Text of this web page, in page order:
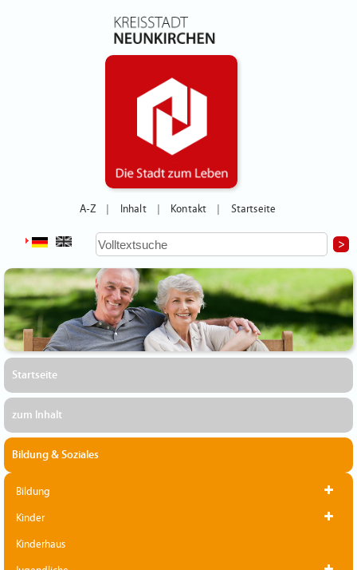
A-Z Inhalt Kontakt Startseite
Startseite
zum Inhalt
Bildung & Soziales
Bildung
Kinder
Kinderhaus